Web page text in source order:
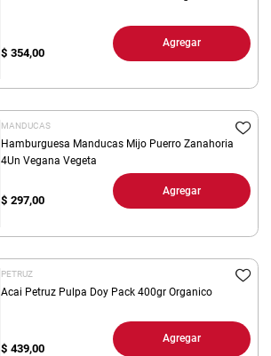
$ 354,00
Agregar
MANDUCAS
Hamburguesa Manducas Mijo Puerro Zanahoria
4Un Vegana Vegeta
$ 297,00
Agregar
PETRUZ
Acai Petruz Pulpa Doy Pack 400gr Organico
$ 439,00
Agregar